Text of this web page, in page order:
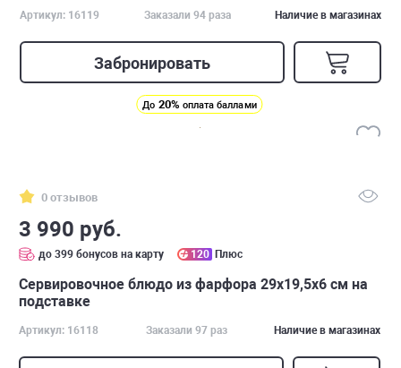
Артикул: 16119 Заказали 94 раза Наличие в магазинах
Забронировать
До 20% оплата баллами
0 отзывов
3 990 руб.
до 399 бонусов на карту 120 Плюс
Cервировочное блюдо из фарфора 29х19,5х6 см на
подставке
Артикул: 16118 Заказали 97 раз Наличие в магазинах